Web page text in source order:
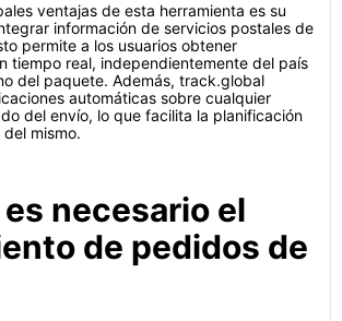
ventajas de esta herramienta es su
información de servicios postales de
permite a los usuarios obtener
tiempo real, independientemente del país
del paquete. Además, track.global
automáticas sobre cualquier
del envío, lo que facilita la planificación
mismo.
necesario el
de pedidos de